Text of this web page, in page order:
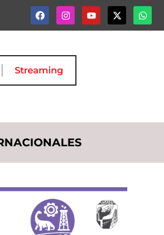
Streaming